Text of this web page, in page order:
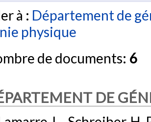
à : Département de
physique
de documents: 6
DE